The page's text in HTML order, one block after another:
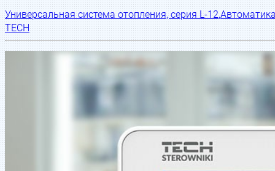
Универсальная система отопления, серия L-12,
TECH